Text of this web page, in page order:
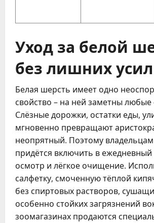
Уход за белой
без лишних
Белая шерсть имеет одно
свойство – на ней заметны любые
Слёзные дорожки, остатки еды,
мгновенно превращают
неопрятный. Поэтому
придётся включить в ежедневный
осмотр и лёгкое очищение.
салфетку, смоченную тёплой
без спиртовых растворов,
особенно стойких загрязнений
зоомагазинах продаются